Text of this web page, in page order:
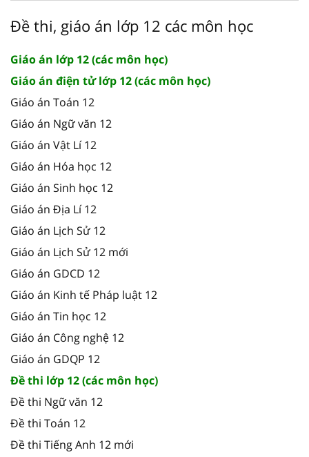
Đề thi, giáo án lớp 12 các môn học
Giáo án lớp 12 (các môn học)
Giáo án điện tử lớp 12 (các môn học)
Giáo án Toán 12
Giáo án Ngữ văn 12
Giáo án Vật Lí 12
Giáo án Hóa học 12
Giáo án Sinh học 12
Giáo án Địa Lí 12
Giáo án Lịch Sử 12
Giáo án Lịch Sử 12 mới
Giáo án GDCD 12
Giáo án Kinh tế Pháp luật 12
Giáo án Tin học 12
Giáo án Công nghệ 12
Giáo án GDQP 12
Đề thi lớp 12 (các môn học)
Đề thi Ngữ văn 12
Đề thi Toán 12
Đề thi Tiếng Anh 12 mới